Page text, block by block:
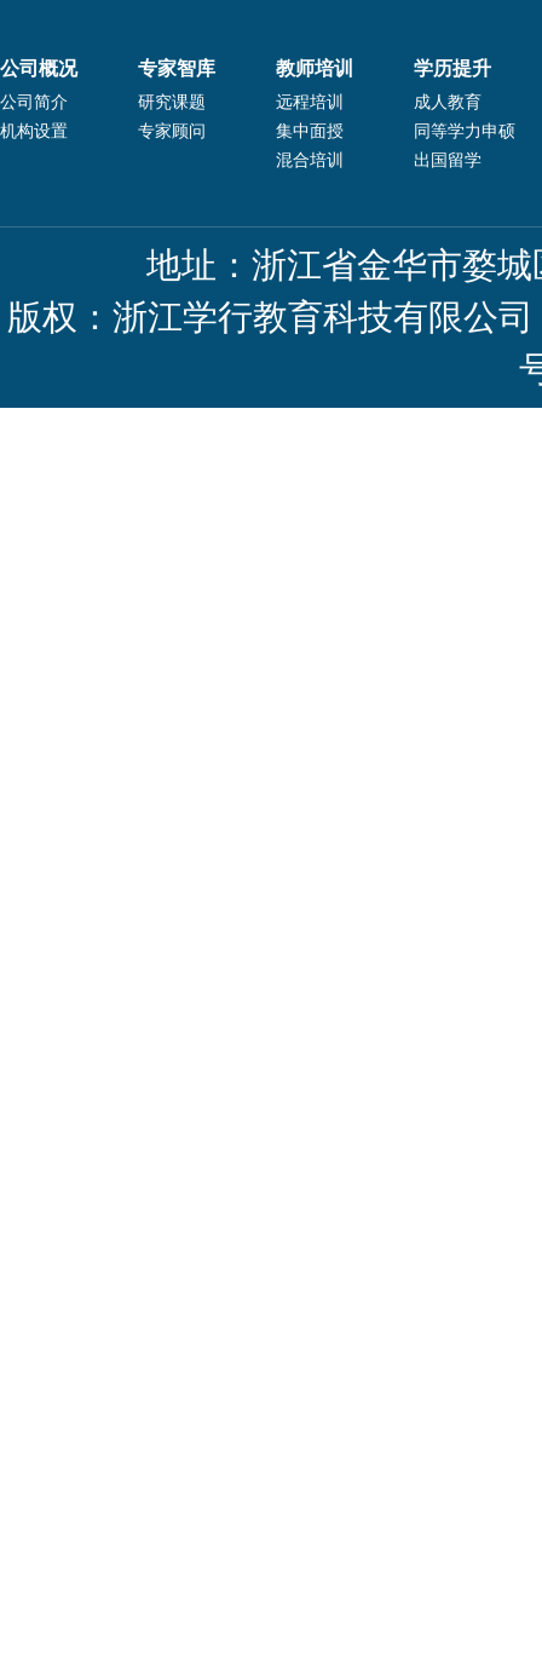
公司概况
公司简介
机构设置
专家智库
研究课题
专家顾问
教师培训
远程培训
集中面授
混合培训
学历提升
成人教育
同等学力申硕
出国留学
地址：浙江省金华市婺
版权：浙江学行教育科技有限公